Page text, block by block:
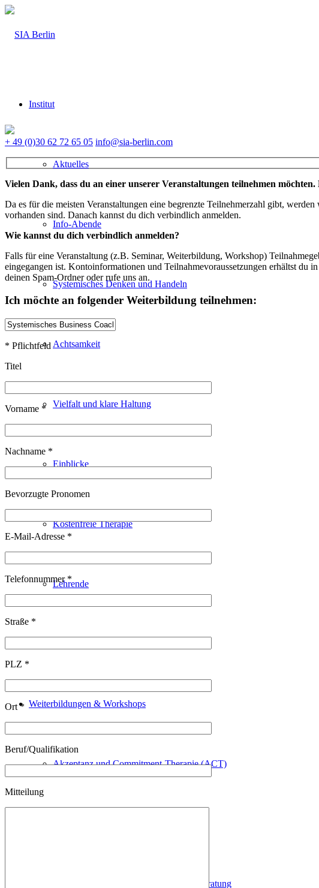
Institut
Aktuelles
Info-Abende
Systemisches Denken und Handeln
Achtsamkeit
Vielfalt und klare Haltung
Einblicke
Kostenfreie Therapie
Lehrende
Weiterbildungen & Workshops
Akzeptanz und Commitment-Therapie (ACT)
Systemische Therapie & Systemische Beratung
+ 49 (0)30 62 72 65 05 info@sia-berlin.com
Vielen Dank, dass du an einer unserer Veranstaltungen teilnehmen
Da es für die meisten Veranstaltungen eine begrenzte Teilnehmerzahl gibt,
vorhanden sind. Danach kannst du dich verbindlich anmelden.
Wie kannst du dich verbindlich anmelden?
Falls für eine Veranstaltung (z.B. Seminar, Weiterbildung, Workshop)
eingegangen ist. Kontoinformationen und Teilnahmevoraussetzungen erhältst du
deinen Spam-Ordner oder rufe uns an.
Ich möchte an folgender Weiterbildung teilnehmen:
* Pflichtfeld
Titel
Vorname *
Nachname *
Bevorzugte Pronomen
E-Mail-Adresse *
Telefonnummer *
Straße *
PLZ *
Ort *
Beruf/Qualifikation
Mitteilung